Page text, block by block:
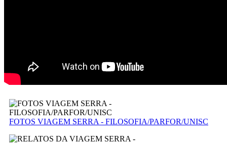
FOTOS VIAGEM SERRA - FILOSOFIA/PARFOR/UNISC